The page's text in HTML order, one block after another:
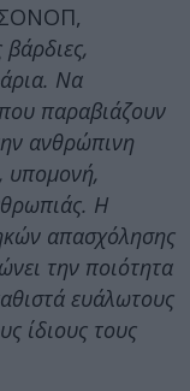
βάρδιες,
Να
παραβιάζουν
ανθρώπινη
υπομονή,
Η
απασχόλησης
την ποιότητα
ευάλωτους
ίδιους τους